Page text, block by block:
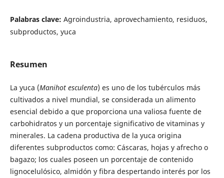
Palabras clave: Agroindustria, aprovechamiento, residuos,
subproductos, yuca
Resumen
La yuca (Manihot esculenta) es uno de los tubérculos más
cultivados a nivel mundial, se considerada un alimento
esencial debido a que proporciona una valiosa fuente de
carbohidratos y un porcentaje significativo de vitaminas y
minerales. La cadena productiva de la yuca origina
diferentes subproductos como: Cáscaras, hojas y afrecho o
bagazo; los cuales poseen un porcentaje de contenido
lignocelulósico, almidón y fibra despertando interés por los